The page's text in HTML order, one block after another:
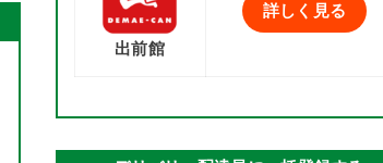
出前館
詳しく見る